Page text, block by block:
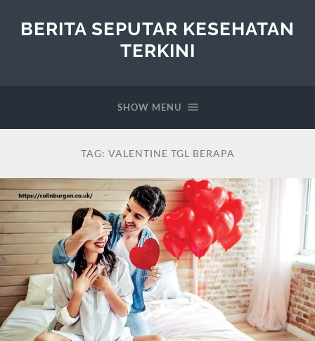
BERITA SEPUTAR KESEHATAN
TERKINI
SHOW MENU
TAG: VALENTINE TGL BERAPA